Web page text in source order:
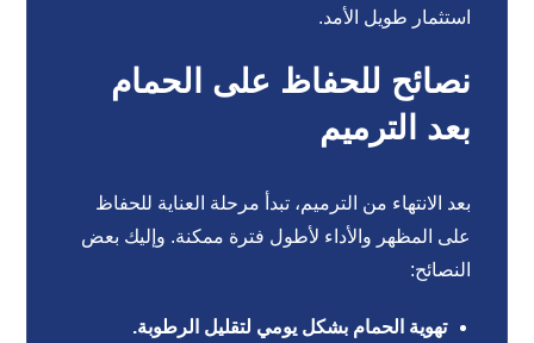
استثمار طويل الأمد.
نصائح للحفاظ على الحمام
بعد الترميم
بعد الانتهاء من الترميم، تبدأ مرحلة العناية للحفاظ
على المظهر والأداء لأطول فترة ممكنة. وإليك بعض
النصائح:
تهوية الحمام بشكل يومي لتقليل الرطوبة.